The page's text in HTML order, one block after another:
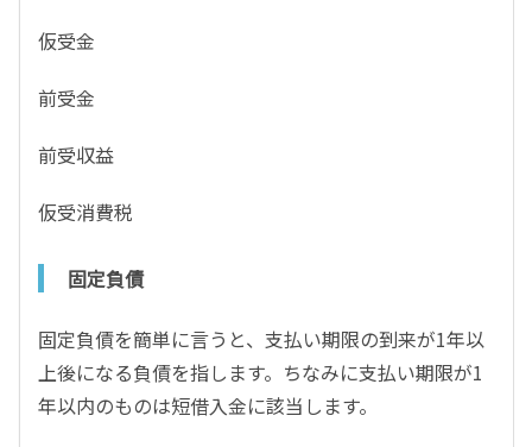
仮受金
前受金
前受収益
仮受消費税
固定負債
固定負債を簡単に言うと、支払い期限の到来が1年以
上後になる負債を指します。ちなみに支払い期限が1
年以内のものは短借入金に該当します。